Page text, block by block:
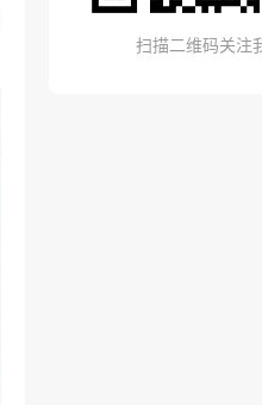
扫描二维码关注